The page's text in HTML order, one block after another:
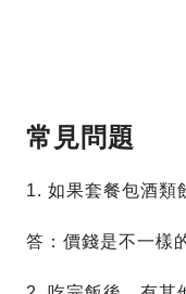
常見問題
1. 如果套餐包酒類
答：價錢是不一樣